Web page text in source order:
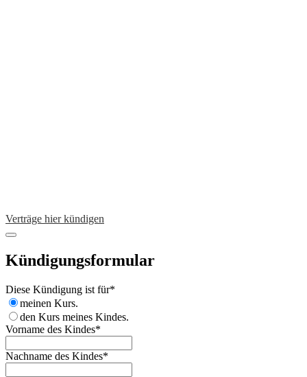
Verträge hier kündigen
Kündigungsformular
Diese Kündigung ist für*
meinen Kurs.
den Kurs meines Kindes.
Vorname des Kindes*
Nachname des Kindes*